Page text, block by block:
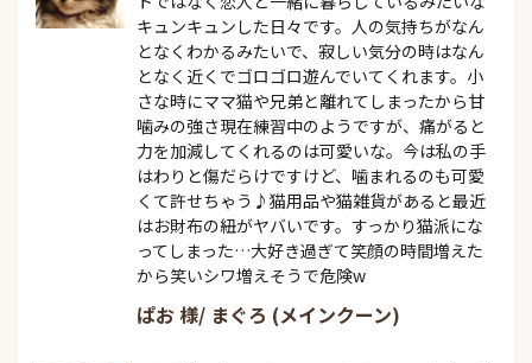
キュンキュンした日々です。人の気持ちがなん
となくわかるみたいで、寂しい気分の時はなん
となく近くでゴロゴロ遊んでいてくれます。小
さな時にママ猫や兄弟と離れてしまったから甘
噛みの強さ現在練習中のようですが、痛がると
力を加減してくれるのは可愛いな。今は私の手
はわりと傷だらけですけど、噛まれるのも可愛
くて許せちゃう♪猫用品や猫雑貨があると最近
はお財布の紐がヤバいです。すっかり猫派にな
ってしまった…大好き過ぎて笑顔の時間増えた
から笑いシワ増えそうで危険w
ぱお 様/ まぐろ (メインクーン)